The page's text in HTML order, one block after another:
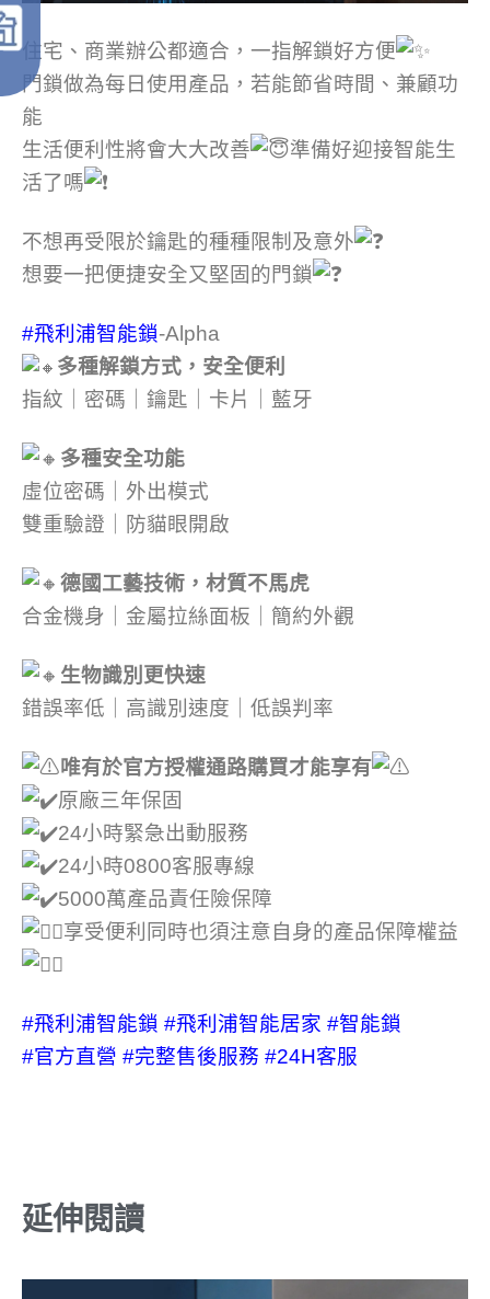
住宅、商業辦公都適合，一指解鎖好方便
門鎖做為每日使用產品，若能節省時間、兼顧功
能
生活便利性將會大大改善
準備好迎接智能生
活了嗎
不想再受限於鑰匙的種種限制及意外
想要一把便捷安全又堅固的門鎖
#飛利浦智能鎖-Alpha
多種解鎖方式，安全便利
指紋｜密碼｜鑰匙｜卡片｜藍牙
多種安全功能
虛位密碼｜外出模式
雙重驗證｜防貓眼開啟
德國工藝技術，材質不馬虎
合金機身｜金屬拉絲面板｜簡約外觀
生物識別更快速
錯誤率低｜高識別速度｜低誤判率
唯有於官方授權通路購買才能享有
原廠三年保固
24小時緊急出動服務
24小時0800客服專線
5000萬產品責任險保障
享受便利同時也須注意自身的產品保障權益
#飛利浦智能鎖 #飛利浦智能居家 #智能鎖
#官方直營 #完整售後服務 #24H客服
延伸閱讀